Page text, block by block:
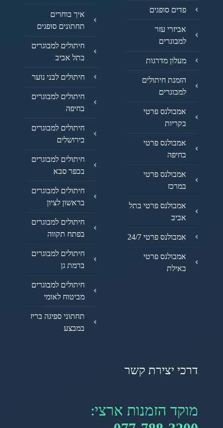
פדים סופגים
אביזרי עזר
למבוגרים
מעלון מדרגות
הזמנת חיתולים
למבוגרים
אמבולנס פרטי
בקריות
אמבולנס פרטי
בחיפה
אמבולנס פרטי
במרכז
אמבולנס פרטי בתל
אביב
אמבולנס פרטי 24/7
אמבולנס פרטי
באילת
איך בוחרים
תחתונים סופגים
חיתולים למבוגרים
בתל אביב
חיתולים לבני נוער
חיתולים למבוגרים
בחיפה
חיתולים למבוגרים
בירושלים
חיתולים למבוגרים
בכפר סבא
חיתולים למבוגרים
בראשון לציון
חיתולים למבוגרים
בפתח תקווה
חיתולים למבוגרים
ברמת גן
חיתולים למבוגרים
מביטוח לאומי
תחתוני ספיגה בריז
במבצע
דרכי יצירת קשר
מוקד הזמנות ארצי: